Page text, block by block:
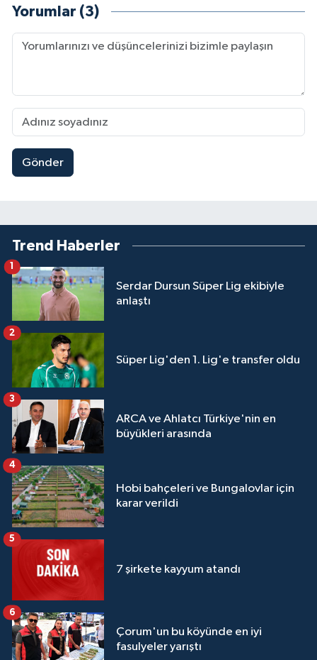
Yorumlar (3)
Gönder
Trend Haberler
Serdar Dursun Süper Lig ekibiyle
anlaştı
1
Süper Lig'den 1. Lig'e transfer oldu
2
ARCA ve Ahlatcı Türkiye'nin en
büyükleri arasında
3
Hobi bahçeleri ve Bungalovlar için
karar verildi
4
7 şirkete kayyum atandı
5
Çorum'un bu köyünde en iyi
fasulyeler yarıştı
6